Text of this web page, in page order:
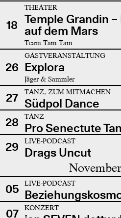
18
THEATER
Temple Grandin
auf dem Mars
Team Tam Tam
26
GASTVERANSTALTUNG
Explora
Jäger & Sammler
27 TANZ, ZUM MITMACHEN
Südpol Dance
28
TANZ
Pro Senectute
29
LIVE-PODCAST
Drags Uncut
05 LIVE-PODCAST
07
KONZERT